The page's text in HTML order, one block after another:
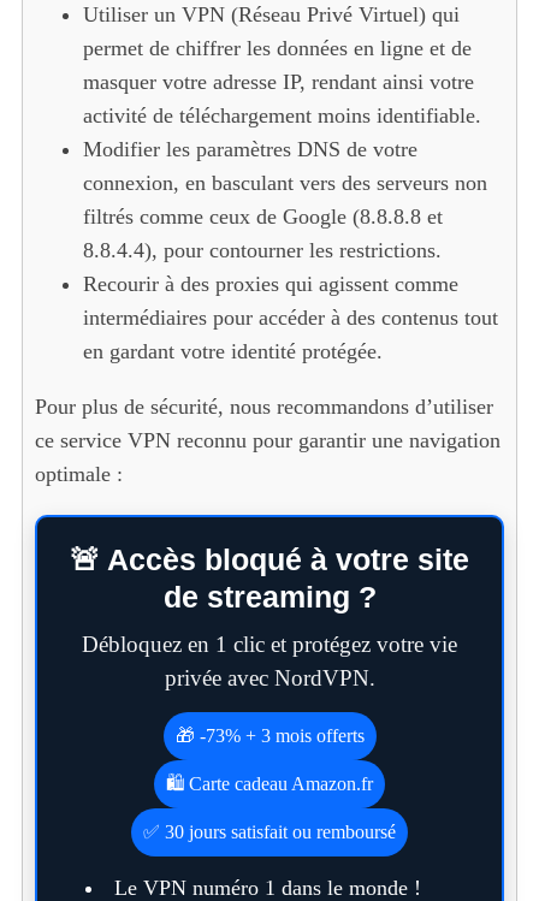
Utiliser un VPN (Réseau Privé Virtuel) qui
permet de chiffrer les données en ligne et de
masquer votre adresse IP, rendant ainsi votre
activité de téléchargement moins identifiable.
Modifier les paramètres DNS de votre
connexion, en basculant vers des serveurs non
filtrés comme ceux de Google (8.8.8.8 et
8.8.4.4), pour contourner les restrictions.
Recourir à des proxies qui agissent comme
intermédiaires pour accéder à des contenus tout
en gardant votre identité protégée.
Pour plus de sécurité, nous recommandons d’utiliser
ce service VPN reconnu pour garantir une navigation
optimale :
🚨 Accès bloqué à votre site
de streaming ?
Débloquez en 1 clic et protégez votre vie
privée avec NordVPN.
🎁 -73% + 3 mois offerts
🛍️ Carte cadeau Amazon.fr
✅ 30 jours satisfait ou remboursé
Le VPN numéro 1 dans le monde !